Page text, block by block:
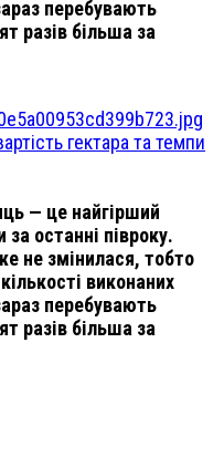
перебувають
разів більша за
гектара та темпи
— це найгірший
останні півроку.
не змінилася, тобто
виконаних
перебувають
разів більша за